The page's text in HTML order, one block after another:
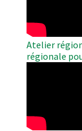
Atelier
régionale